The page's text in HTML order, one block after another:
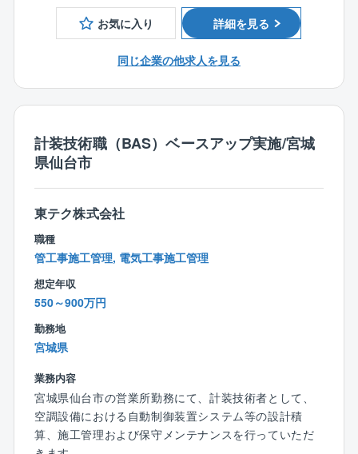
■請負金額（数万円～数億円）
■工事内容（新設工事／リニューアル工事／修繕工事）
■工事期間（数時間～数年間）
とが出来ることが最大の魅力です。
また、大手企業ならではの福利厚生/評価制度等が整っ
ています。
例えば…
■1年に1回、必ず9連休（5連休ずつに分けての取得も
可）を取得しなければいけません。メリハリをつけて
働くことが出来ます。
■評価制度も整っており、昇給/昇格が目指しやすい環
境です。年に1回の審査により、 細かく設定された
給ルート」に加え、階級を飛び越して昇級できる「飛
び級」も設けられています。
す。
同社の事業場における施工管理業務は、コンストラク
の間に入り、プロジェクトを推進するスタイルです。
イス提案や省エネ機器の導入等、建物の資産価値を高
メント～竣工引き渡し～アフターフォローまで上流工
程でリードしていきます。
専門分野である電気分野だけでなく、建築、設備分野
に関わる技術的な知見を深めることができるのもこの
ポジションの魅力です。
【NECファシリティーズとは】
同社はNECグループ唯一のファシリティマネジメント
会社として、高効率な水処理設備の導入、省エネルギ
ーが実現されるビル、工場の構築等、社会的に価値の
ある多種
多様なインフラ構築を実現する事業を行っています。
【企業の魅力】
■年間の離職率は3％以下！腰を据えて働ける環境が整
っています。
■社員のスキルアップ支援が手厚いことも魅力。
教育専門部署「人材育成センター」を設置し各種公的
お気に入り 詳細を見る
同じ企業の他求人を見る
計装技術職（BAS）ベースアップ実施/宮城
県仙台市
東テク株式会社
職種
管工事施工管理, 電気工事施工管理
想定年収
550～900万円
勤務地
宮城県
業務内容
宮城県仙台市の営業所勤務にて、計装技術者として、
空調設備における自動制御装置システム等の設計積
算、施工管理および保守メンテナンスを行っていただ